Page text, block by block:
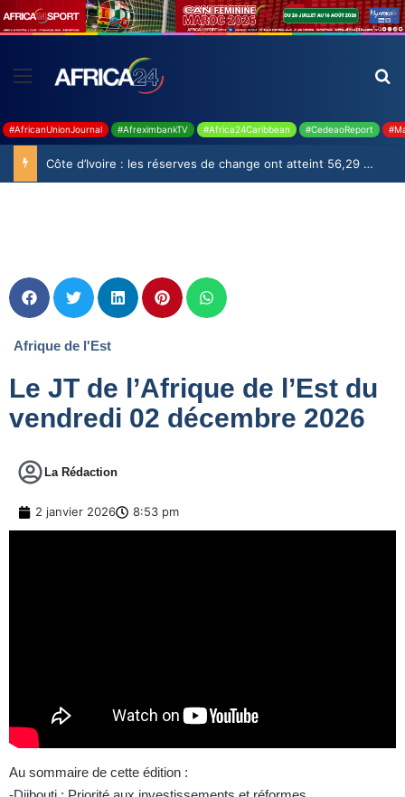
#AfricanUnionJournal #AfreximbankTV #Africa24Caribbean #CedeaoReport
Côte d’Ivoire : les réserves de change ont atteint 56,29 milliards USD en juillet
Afrique de l'Est
Le JT de l’Afrique de l’Est du
vendredi 02 décembre 2026
La Rédaction
2 janvier 2026 8:53 pm
Au sommaire de cette édition :